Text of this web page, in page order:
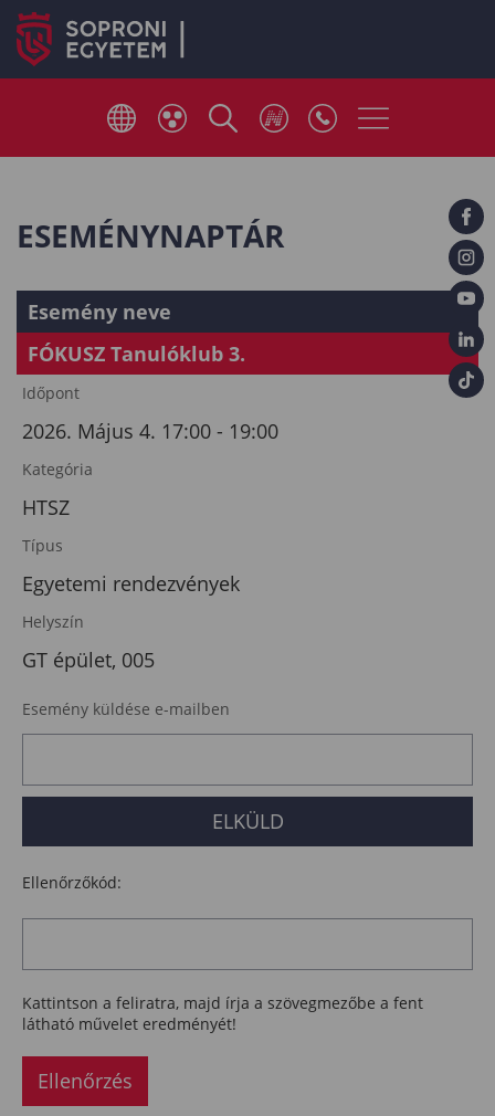
ESEMÉNYNAPTÁR
Esemény neve
FÓKUSZ Tanulóklub 3.
Időpont
2026. Május 4. 17:00 - 19:00
Kategória
HTSZ
Típus
Egyetemi rendezvények
Helyszín
GT épület, 005
Esemény küldése e-mailben
Ellenőrzőkód:
Kattintson a feliratra, majd írja a szövegmezőbe a fent
látható művelet eredményét!
Ellenőrzés